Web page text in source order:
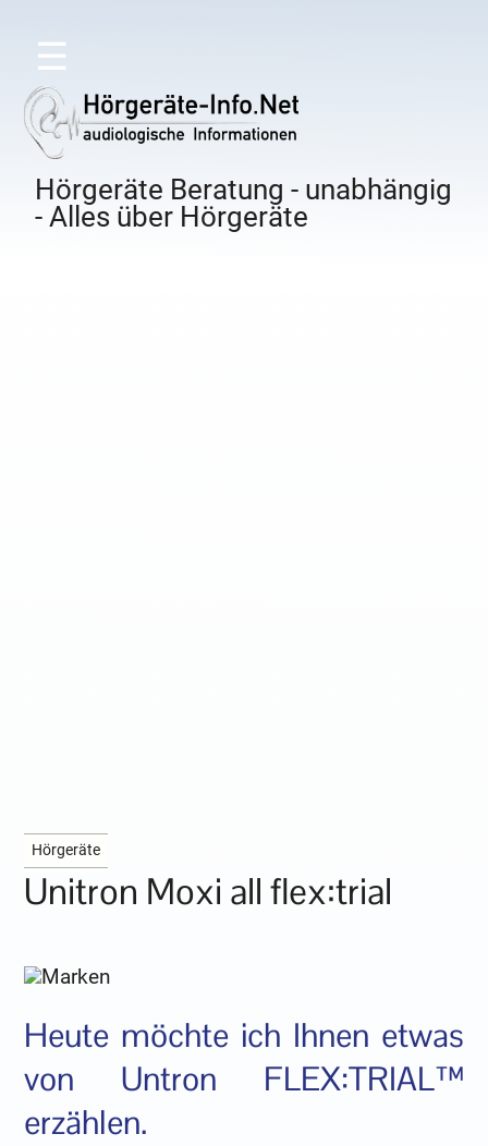
☰
Hörgeräte Beratung - unabhängig
- Alles über Hörgeräte
Hörgeräte
Unitron Moxi all flex:trial
Heute möchte ich Ihnen etwas
von Untron FLEX:TRIAL™
erzählen.